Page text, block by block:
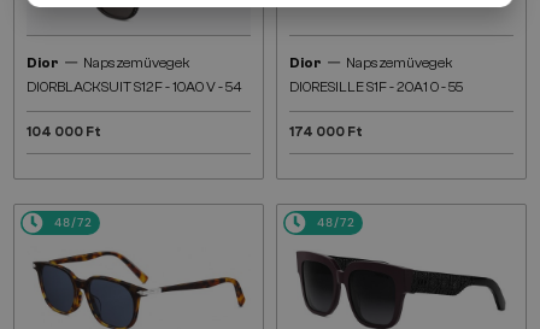
Dior — Napszemüvegek
DIORBLACKSUIT S12F - 10A0 V - 54
104 000 Ft
Dior — Napszemüvegek
DIORESILLE S1F - 20A1 O - 55
174 000 Ft
48/72 48/72